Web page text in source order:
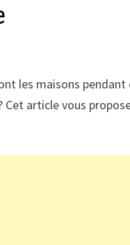
les maisons
article vous